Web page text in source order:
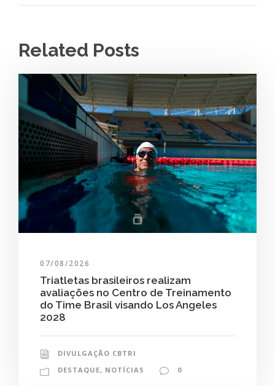
Related Posts
07/08/2026
Triatletas brasileiros realizam
avaliações no Centro de Treinamento
do Time Brasil visando Los Angeles
2028
DIVULGAÇÃO CBTRI
DESTAQUE, NOTÍCIAS 0